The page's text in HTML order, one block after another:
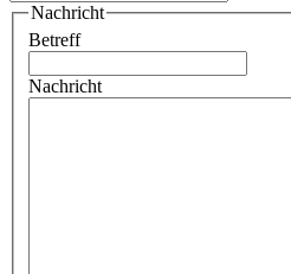
Nachricht
Betreff
Nachricht